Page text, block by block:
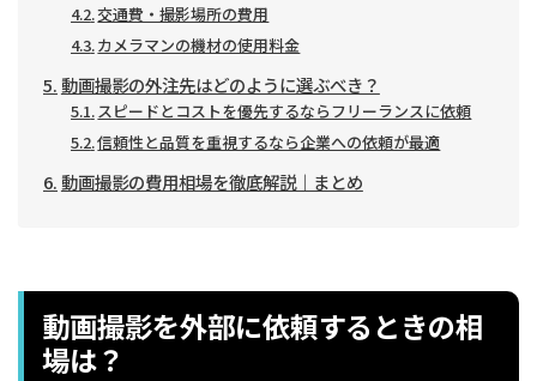
交通費・撮影場所の費用
カメラマンの機材の使用料金
動画撮影の外注先はどのように選ぶべき？
スピードとコストを優先するならフリーランスに依頼
信頼性と品質を重視するなら企業への依頼が最適
動画撮影の費用相場を徹底解説｜まとめ
動画撮影を外部に依頼するときの相
場は？